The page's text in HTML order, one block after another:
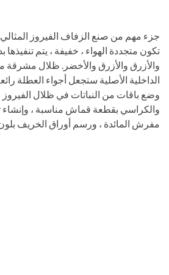
جزء مهم من صنع الزفاف الفيروز
تكون متجددة الهواء ، خفيفة ، يتم تنفيذها
والأزرق والأزرق والأخضر. ظلال مشرقة
الداخلية الأصلية ستجعل أجواء العطلة
وضع باقات من النباتات في ظلال الفيروز
والكراسي بقطعة قماش مناسبة ،
مفرش المائدة ، ورسم أوراق الخريف